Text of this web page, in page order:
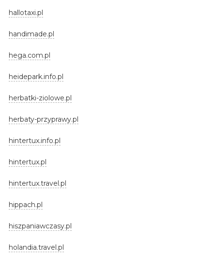
hallotaxi.pl
handimade.pl
hega.com.pl
heidepark.info.pl
herbatki-ziolowe.pl
herbaty-przyprawy.pl
hintertux.info.pl
hintertux.pl
hintertux.travel.pl
hippach.pl
hiszpaniawczasy.pl
holandia.travel.pl